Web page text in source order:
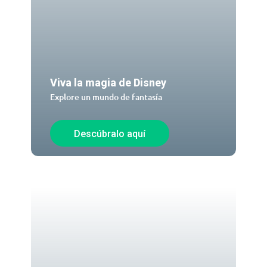
Viva la magia de Disney
Explore un mundo de fantasía
Descúbralo aquí